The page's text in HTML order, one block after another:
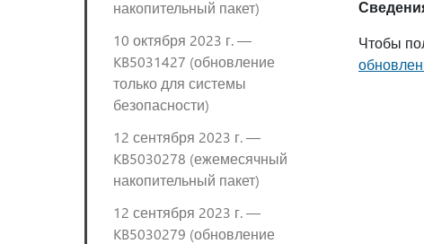
накопительный пакет)
10 октября 2023 г. —
KB5031427 (обновление
только для системы
безопасности)
12 сентября 2023 г. —
KB5030278 (ежемесячный
накопительный пакет)
12 сентября 2023 г. —
KB5030279 (обновление
Чтобы